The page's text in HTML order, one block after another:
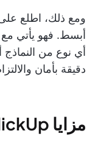
ومع ذلك، اطلع
أبسط. فهو يأتي
أي نوع من النماذج
دقيقة بأمان
مزايا ClickUp